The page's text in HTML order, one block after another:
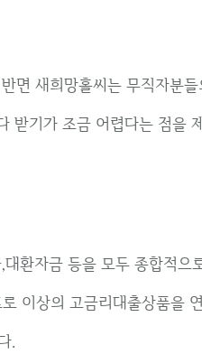
면 새희망홀씨는 무직자분
받기가 조금 어렵다는 점을
환자금 등을 모두 종합적으
이상의 고금리대출상품을
.